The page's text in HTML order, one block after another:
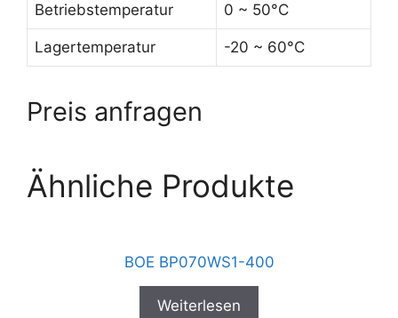
Betriebstemperatur 0 ~ 50°C
Lagertemperatur -20 ~ 60°C
Preis anfragen
Ähnliche Produkte
BOE BP070WS1-400
Weiterlesen